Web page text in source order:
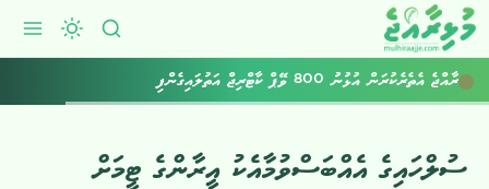
ރާއްޖެ އެތެރެކުރަން އުޅުނު 800 ވޭޕް ކާޓްރިޖް އަތުލައިގެންފި
ސުލްހައިގެ އެއްބަސްވުމާއެކު އީރާންގެ ޓީމަށް